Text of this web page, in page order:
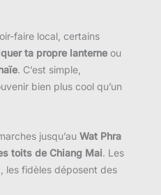
faire local, certains
ta propre lanterne ou
. C’est simple,
bien plus cool qu’un
jusqu’au Wat Phra
toits de Chiang Mai. Les
les fidèles déposent des